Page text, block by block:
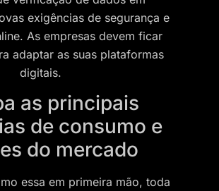
exigências de segurança e
As empresas devem ficar
adaptar as suas plataformas
digitais.
as principais
de consumo e
do mercado
essa em primeira mão, toda